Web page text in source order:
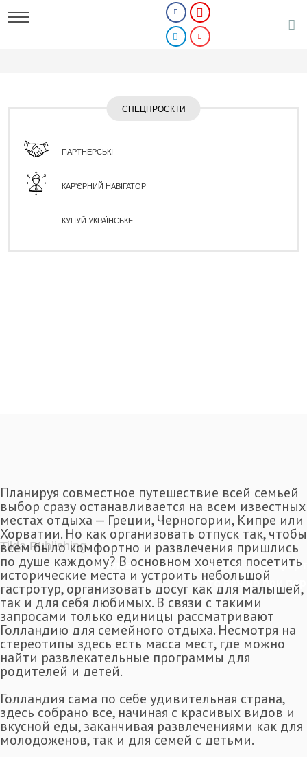
СПЕЦПРОЄКТИ
ПАРТНЕРСЬКІ
КАР'ЄРНИЙ НАВІГАТОР
КУПУЙ УКРАЇНСЬКЕ
Tilda Publishing
«Главное для родителей —
Что важно при
Планируя совместное путешествие всей семьей
выбор сразу останавливается на всем известных
местах отдыха — Греции, Черногории, Кипре или
Хорватии. Но как организовать отпуск так, чтобы
всем было комфортно и развлечения пришлись
по душе каждому? В основном хочется посетить
исторические места и устроить небольшой
гастротур, организовать досуг как для малышей,
так и для себя любимых. В связи с такими
запросами только единицы рассматривают
Голландию для семейного отдыха. Несмотря на
стереотипы здесь есть масса мест, где можно
найти развлекательные программы для
родителей и детей.
Голландия сама по себе удивительная страна,
здесь собрано все, начиная с красивых видов и
вкусной еды, заканчивая развлечениями как для
молодоженов, так и для семей с детьми.